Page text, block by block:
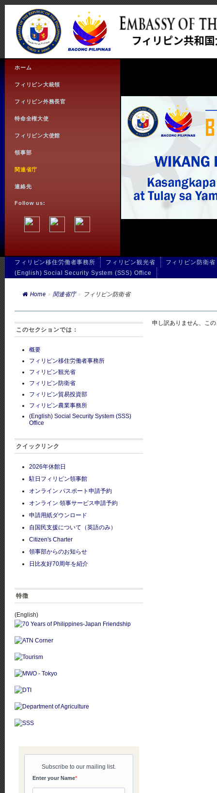
ホーム
フィリピン大統領
フィリピン外務長官
特命全権大使
フィリピン大使館
領事部
関連省庁
連絡先
Follow us:
フィリピン移住労働者事務所 フィリピン観光省
フィリピン防衛省
(English) Social Security System (SSS) Office
Home » 関連省庁 » フィリピン防衛省
申し訳ありません、こ
このセクションでは：
概要
フィリピン移住労働者事務所
フィリピン観光省
フィリピン防衛省
フィリピン貿易投資部
フィリピン農業事務所
(English) Social Security System (SSS)
Office
クイックリンク
2026年休館日
駐日フィリピン領事館
オンライン パスポート申請予約
オンライン 領事サービス申請予約
申請用紙ダウンロード
自国民支援について（英語のみ）
Citizen's Charter
領事部からのお知らせ
日比友好70周年を紹介
特徴
(English)